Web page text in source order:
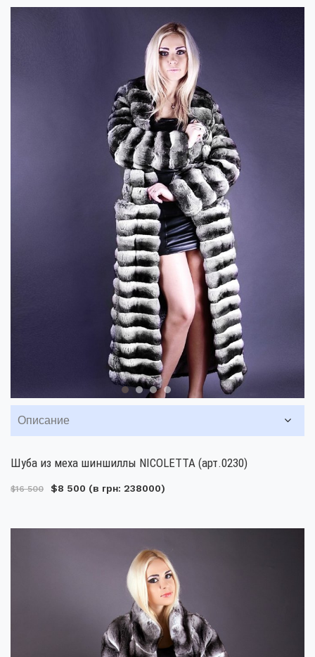
Описание
Шуба из меха шиншиллы NICOLETTA (арт.0230)
$16 500 $8 500 (в грн: 238000)